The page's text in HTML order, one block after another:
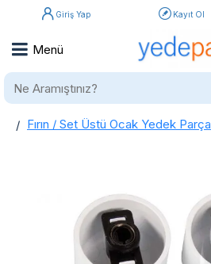
Giriş Yap Kayıt Ol
Ne
home
Fırın / Set Üstü Ocak Yedek Parça